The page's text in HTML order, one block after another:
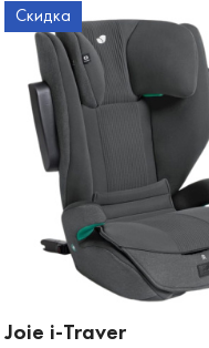
Joie i-Traver
Скидка